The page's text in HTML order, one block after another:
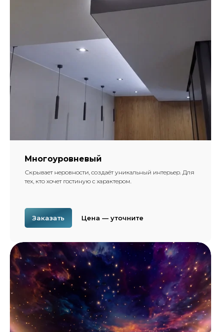
Многоуровневый
Скрывает неровности, создаёт уникальный интерьер. Для
тех, кто хочет гостиную с характером.
Заказать Цена — уточните